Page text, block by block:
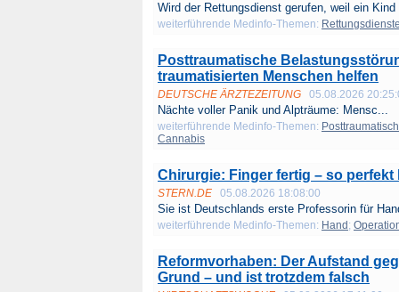
Wird der Rettungsdienst gerufen, weil ein Kind
weiterführende Medinfo-Themen:
Posttraumatische
traumatisierten Menschen helfen
DEUTSCHE ÄRZTEZEITUNG 05.08.2026
Nächte voller Panik und Alpträume: Mensc...
weiterführende Medinfo-Themen:
Cannabis
Chirurgie: Finger fertig – so
STERN.DE 05.08.2026 18:08:00
Sie ist Deutschlands erste Professorin für
weiterführende Medinfo-Themen: Hand ;
Reformvorhaben: Der Aufstand
Grund – und ist trotzdem falsch